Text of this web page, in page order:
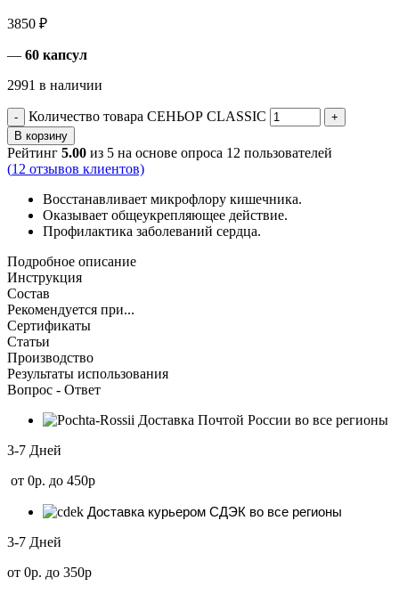
3850 ₽
— 60 капсул
2991 в наличии
Количество товара СЕНЬОР CLASSIC
В корзину
Рейтинг 5.00 из 5 на основе опроса 12 пользователей
(12 отзывов клиентов)
Восстанавливает микрофлору кишечника.
Оказывает общеукрепляющее действие.
Профилактика заболеваний сердца.
Подробное описание
Инструкция
Состав
Рекомендуется при...
Сертификаты
Статьи
Производство
Результаты использования
Вопрос - Ответ
Доставка Почтой России во все регионы
3-7 Дней
от 0р. до 450р
Доставка курьером СДЭК во все регионы
3-7 Дней
от 0р. до 350р